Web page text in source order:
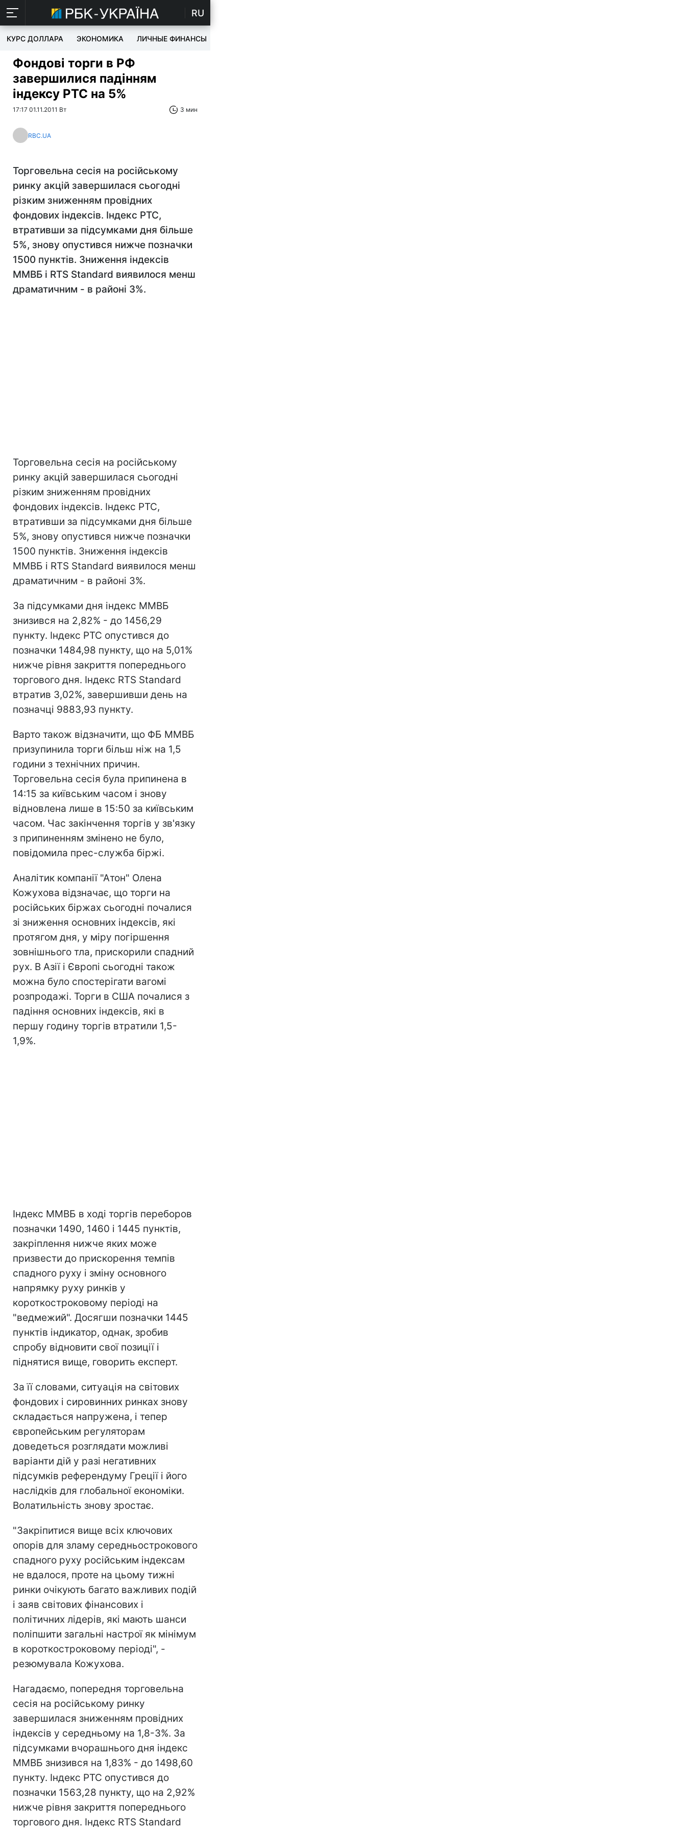
RU
КУРС ДОЛЛАРА ЭКОНОМИКА ЛИЧНЫЕ ФИНАНСЫ
Фондові торги в РФ
завершилися падінням
індексу РТС на 5%
17:17 01.11.2011 Вт 3 мин
RBC.UA
Торговельна сесія на російському
ринку акцій завершилася сьогодні
різким зниженням провідних
фондових індексів. Індекс РТС,
втративши за підсумками дня більше
5%, знову опустився нижче позначки
1500 пунктів. Зниження індексів
ММВБ і RTS Standard виявилося менш
драматичним - в районі 3%.
Торговельна сесія на російському
ринку акцій завершилася сьогодні
різким зниженням провідних
фондових індексів. Індекс РТС,
втративши за підсумками дня більше
5%, знову опустився нижче позначки
1500 пунктів. Зниження індексів
ММВБ і RTS Standard виявилося менш
драматичним - в районі 3%.
За підсумками дня індекс ММВБ
знизився на 2,82% - до 1456,29
пункту. Індекс РТС опустився до
позначки 1484,98 пункту, що на 5,01%
нижче рівня закриття попереднього
торгового дня. Індекс RTS Standard
втратив 3,02%, завершивши день на
позначці 9883,93 пункту.
Варто також відзначити, що ФБ ММВБ
призупинила торги більш ніж на 1,5
години з технічних причин.
Торговельна сесія була припинена в
14:15 за київським часом і знову
відновлена лише в 15:50 за київським
часом. Час закінчення торгів у зв'язку
з припиненням змінено не було,
повідомила прес-служба біржі.
Аналітик компанії "Атон" Олена
Кожухова відзначає, що торги на
російських біржах сьогодні почалися
зі зниження основних індексів, які
протягом дня, у міру погіршення
зовнішнього тла, прискорили спадний
рух. В Азії і Європі сьогодні також
можна було спостерігати вагомі
розпродажі. Торги в США почалися з
падіння основних індексів, які в
першу годину торгів втратили 1,5-
1,9%.
Індекс ММВБ в ході торгів переборов
позначки 1490, 1460 і 1445 пунктів,
закріплення нижче яких може
призвести до прискорення темпів
спадного руху і зміну основного
напрямку руху ринків у
короткостроковому періоді на
"ведмежий". Досягши позначки 1445
пунктів індикатор, однак, зробив
спробу відновити свої позиції і
піднятися вище, говорить експерт.
За її словами, ситуація на світових
фондових і сировинних ринках знову
складається напружена, і тепер
європейським регуляторам
доведеться розглядати можливі
варіанти дій у разі негативних
підсумків референдуму Греції і його
наслідків для глобальної економіки.
Волатильність знову зростає.
"Закріпитися вище всіх ключових
опорів для зламу середньострокового
спадного руху російським індексам
не вдалося, проте на цьому тижні
ринки очікують багато важливих подій
і заяв світових фінансових і
політичних лідерів, які мають шанси
поліпшити загальні настрої як мінімум
в короткостроковому періоді", -
резюмувала Кожухова.
Нагадаємо, попередня торговельна
сесія на російському ринку
завершилася зниженням провідних
індексів у середньому на 1,8-3%. За
підсумками вчорашнього дня індекс
ММВБ знизився на 1,83% - до 1498,60
пункту. Індекс РТС опустився до
позначки 1563,28 пункту, що на 2,92%
нижче рівня закриття попереднього
торгового дня. Індекс RTS Standard